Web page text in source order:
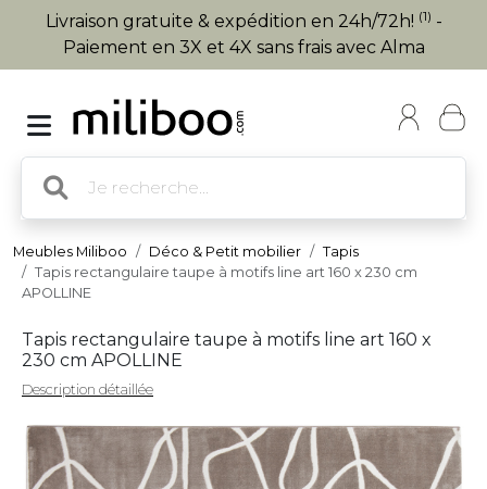
Livraison gratuite & expédition en 24h/72h! (1) -
Paiement en 3X et 4X sans frais avec Alma
Meubles Miliboo Déco & Petit mobilier
Tapis
Tapis rectangulaire taupe à motifs line art 160 x 230 cm
APOLLINE
Tapis rectangulaire taupe à motifs line art 160 x
230 cm APOLLINE
Description détaillée